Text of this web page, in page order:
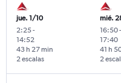
jue. 1/10
2:25-
14:52
2 escalas
43 h 27 min
mié.
16:50-
17:40
2
41 h